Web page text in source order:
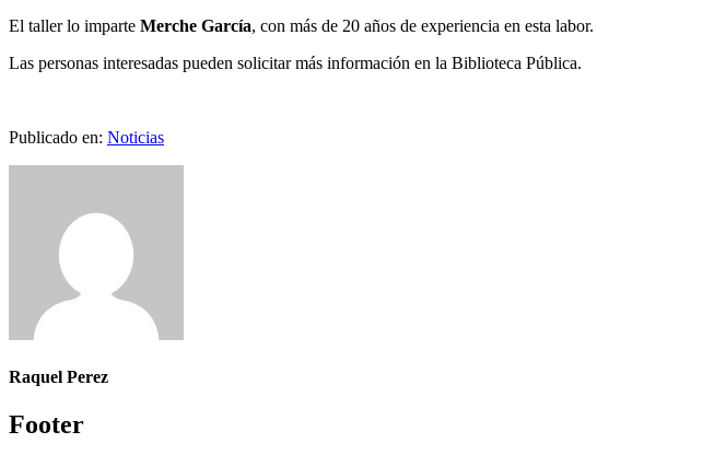
El taller lo imparte Merche García, con más de 20 años de experiencia en esta labor.
Las personas interesadas pueden solicitar más información en la Biblioteca Pública.
Publicado en: Noticias
Raquel Perez
Footer